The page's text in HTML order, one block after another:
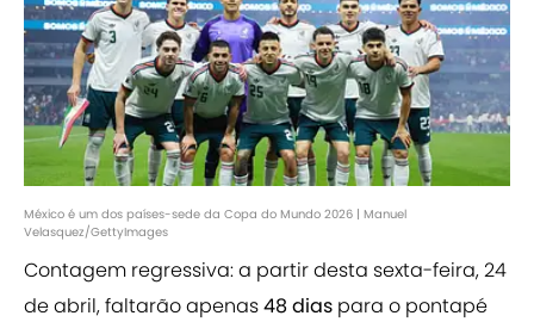
México é um dos países-sede da Copa do Mundo 2026 | Manuel
Velasquez/GettyImages
Contagem regressiva: a partir desta sexta-feira, 24
de abril, faltarão apenas48 dias para o pontapé